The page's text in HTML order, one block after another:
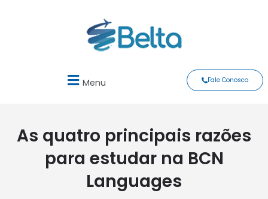
Menu Fale Conosco
As quatro principais razões
para estudar na BCN
Languages